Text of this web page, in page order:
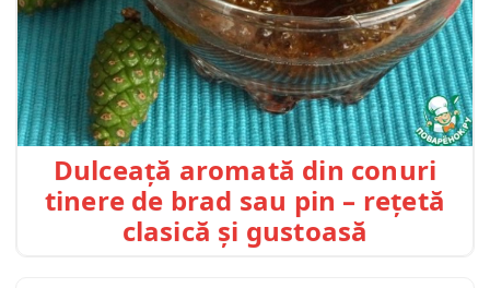
Dulceață aromată din conuri
tinere de brad sau pin – rețetă
clasică și gustoasă